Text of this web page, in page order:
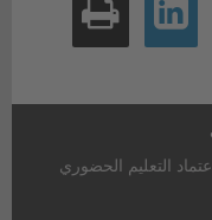
التعليم الحضوري